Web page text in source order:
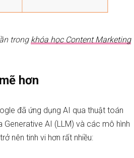
trong khóa học Content Marketing
hơn
đã ứng dụng AI qua thuật toán
Generative AI (LLM) và các mô hình
nên tinh vi hơn rất nhiều: